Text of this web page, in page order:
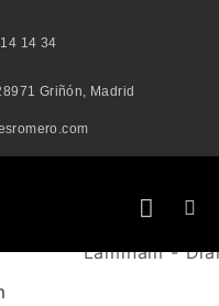
14 34
Griñón, Madrid